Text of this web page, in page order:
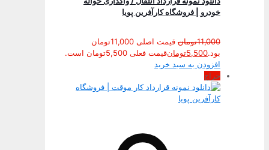
خودرو | فروشگاه کارآفرین پویا
11,000تومان
قیمت اصلی 11,000تومان
بود.5,500تومانقیمت فعلی 5,500تومان است.
افزودن به سبد خرید
حراج